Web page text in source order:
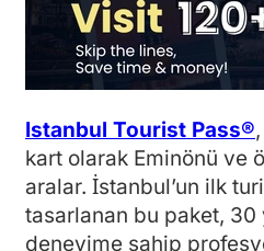
Istanbul Tourist Pass®
kart olarak Eminönü ve
aralar. İstanbul’un ilk
tasarlanan bu paket, 30
deneyime sahip